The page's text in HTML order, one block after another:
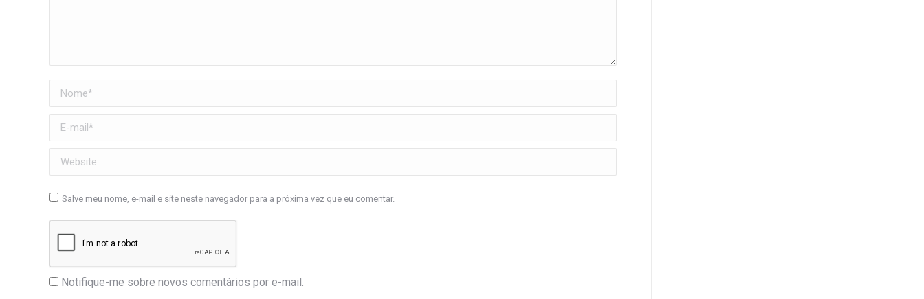
Nome *
E-mail *
Website
Salve meu nome, e-mail e site neste navegador para a próxima vez que eu comentar.
Notifique-me sobre novos comentários por e-mail.